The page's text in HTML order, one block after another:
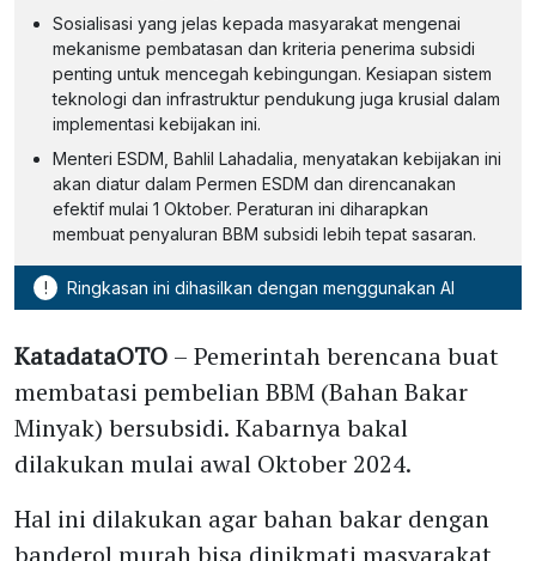
Sosialisasi yang jelas kepada masyarakat mengenai
mekanisme pembatasan dan kriteria penerima subsidi
penting untuk mencegah kebingungan. Kesiapan sistem
teknologi dan infrastruktur pendukung juga krusial dalam
implementasi kebijakan ini.
Menteri ESDM, Bahlil Lahadalia, menyatakan kebijakan ini
akan diatur dalam Permen ESDM dan direncanakan
efektif mulai 1 Oktober. Peraturan ini diharapkan
membuat penyaluran BBM subsidi lebih tepat sasaran.
! Ringkasan ini dihasilkan dengan menggunakan AI
KatadataOTO – Pemerintah berencana buat
membatasi pembelian BBM (Bahan Bakar
Minyak) bersubsidi. Kabarnya bakal
dilakukan mulai awal Oktober 2024.
Hal ini dilakukan agar bahan bakar dengan
banderol murah bisa dinikmati masyarakat